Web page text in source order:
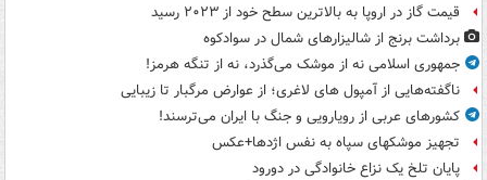
قیمت گاز در اروپا به بالاترین سطح خود از ۲۰۲۳ رسید
برداشت برنج از شالیزارهای شمال در سوادکوه
جمهوری اسلامی نه از موشک می‌گذرد، نه از تنگه هرمز!
ناگفته‌هایی از آمپول های لاغری؛ از عوارض مرگبار تا زیبایی
کشورهای عربی از رویارویی و جنگ با ایران می‌ترسند!
تجهیز موشکهای سپاه به نفس اژدها+عکس
پایان تلخ یک نزاع خانوادگی در دورود